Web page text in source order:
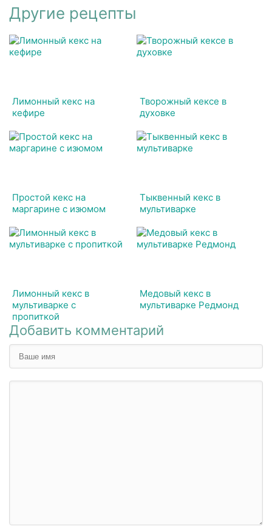
Другие рецепты
Лимонный кекс на
кефире
Творожный кексе в
духовке
Простой кекс на
маргарине с изюмом
Тыквенный кекс в
мультиварке
Лимонный кекс в
мультиварке с
пропиткой
Медовый кекс в
мультиварке Редмонд
Добавить комментарий